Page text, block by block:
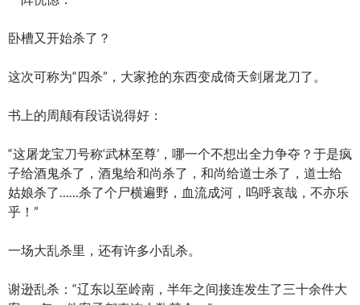
卧槽又开始杀了？
这次可称为“四杀”，大家抢的东西变成倚天剑屠龙刀了。
书上的周颠有段话说得好：
“这屠龙宝刀号称‘武林至尊’，哪一个不想出全力争夺？于是疯
子给酒鬼杀了，酒鬼给和尚杀了，和尚给道士杀了，道士给
姑娘杀了……杀了个尸横遍野，血流成河，呜呼哀哉，不亦乐
乎！”
一场大乱杀里，还有许多小乱杀。
谢逊乱杀：“辽东以至岭南，半年之间接连发生了三十余件大